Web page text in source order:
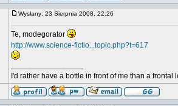
Wysłany: 23 Sierpnia 2008, 22:26
Te, modegorator
http://www.science-fictio...topic.php?t=617
I'd rather have a bottle in front of me than a frontal